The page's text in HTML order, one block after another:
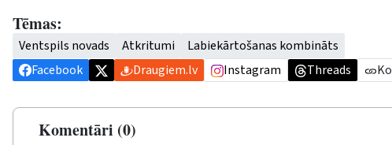
Tēmas:
Ventspils novads Atkritumi
Labiekārtošanas kombināts
Facebook
Draugiem.lv Instagram Threads
Komentāri (0)